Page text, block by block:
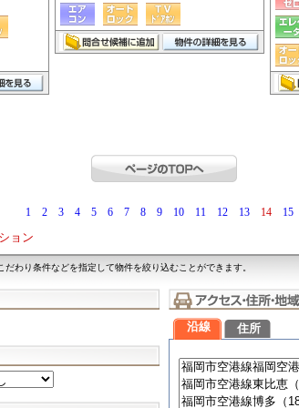
1 2 3 4 5 6 7 8 9 10 11 12 13 14 15
ョン
わり条件などを指定して物件を絞り込むことができます。
沿線 住所